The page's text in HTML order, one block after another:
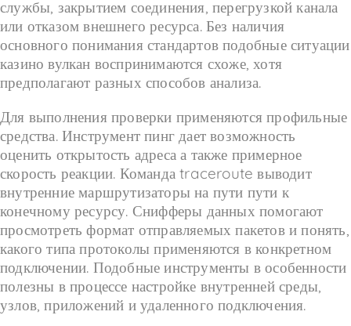
службы, закрытием соединения, перегрузкой канала
или отказом внешнего ресурса. Без наличия
основного понимания стандартов подобные ситуации
казино вулкан воспринимаются схоже, хотя
предполагают разных способов анализа.
Для выполнения проверки применяются профильные
средства. Инструмент пинг дает возможность
оценить открытость адреса а также примерное
скорость реакции. Команда traceroute выводит
внутренние маршрутизаторы на пути пути к
конечному ресурсу. Снифферы данных помогают
просмотреть формат отправляемых пакетов и понять,
какого типа протоколы применяются в конкретном
подключении. Подобные инструменты в особенности
полезны в процессе настройке внутренней среды,
узлов, приложений и удаленного подключения.